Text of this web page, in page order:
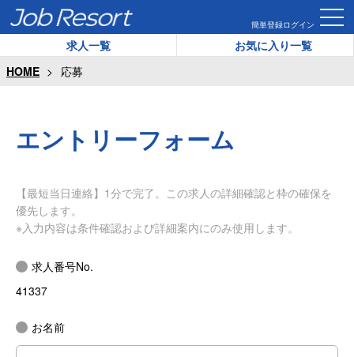
簡単登録ログイン
求人一覧
お気に入り一覧
HOME
応募
エントリーフォーム
【最短当日連絡】1分で完了。この求人の詳細確認と枠の確保を
優先します。
※入力内容は条件確認および詳細案内にのみ使用します。
求人番号No.
41337
お名前